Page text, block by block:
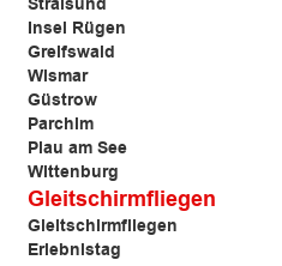
Stralsund
Insel Rügen
Greifswald
Wismar
Güstrow
Parchim
Plau am See
Wittenburg
Gleitschirmfliegen
Gleitschirmfliegen
Erlebnistag